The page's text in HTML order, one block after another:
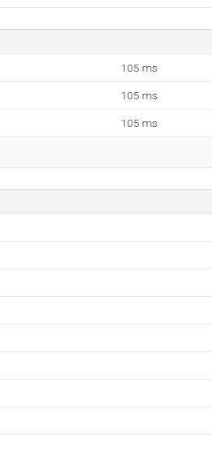
105 ms
105 ms
105 ms